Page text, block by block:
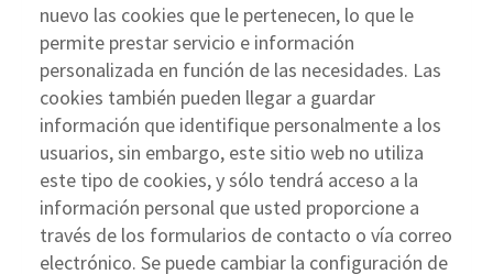
nuevo las cookies que le pertenecen, lo que le
permite prestar servicio e información
personalizada en función de las necesidades. Las
cookies también pueden llegar a guardar
información que identifique personalmente a los
usuarios, sin embargo, este sitio web no utiliza
este tipo de cookies, y sólo tendrá acceso a la
información personal que usted proporcione a
través de los formularios de contacto o vía correo
electrónico. Se puede cambiar la configuración de